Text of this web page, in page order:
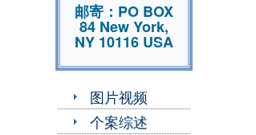
邮寄：PO BOX
84 New York,
NY 10116 USA
图片视频
个案综述